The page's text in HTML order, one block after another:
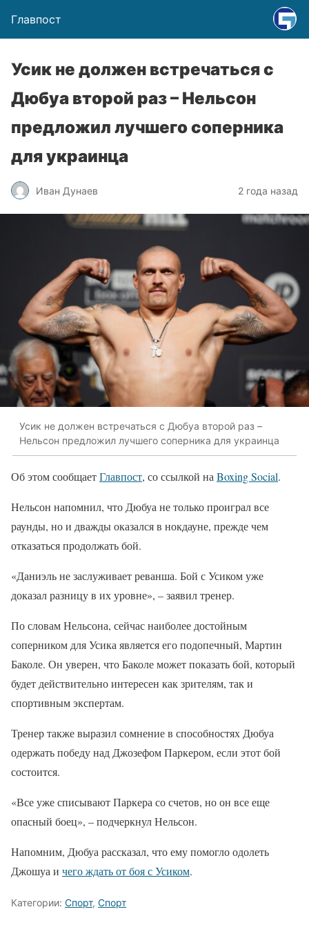
Главпост
Усик не должен встречаться с
Дюбуа второй раз – Нельсон
предложил лучшего соперника
для украинца
Иван Дунаев 2 года назад
Усик не должен встречаться с Дюбуа второй раз –
Нельсон предложил лучшего соперника для украинца
Об этом сообщаетГлавпост, со ссылкой на Boxing Social.
Нельсон напомнил, что Дюбуа не только проиграл все
раунды, но и дважды оказался в нокдауне, прежде чем
отказаться продолжать бой.
«Даниэль не заслуживает реванша. Бой с Усиком уже
доказал разницу в их уровне», – заявил тренер.
По словам Нельсона, сейчас наиболее достойным
соперником для Усика является его подопечный, Мартин
Баколе. Он уверен, что Баколе может показать бой, который
будет действительно интересен как зрителям, так и
спортивным экспертам.
Тренер также выразил сомнение в способностях Дюбуа
одержать победу над Джозефом Паркером, если этот бой
состоится.
«Все уже списывают Паркера со счетов, но он все еще
опасный боец», – подчеркнул Нельсон.
Напомним, Дюбуа рассказал, что ему помогло одолеть
Джошуа и чего ждать от боя с Усиком.
Категории: Спорт, Спорт